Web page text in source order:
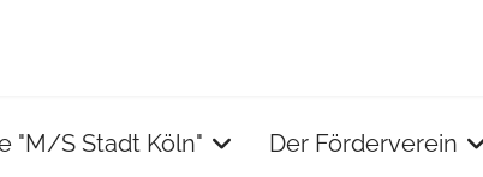
"M/S Stadt Köln" Der Förderverein